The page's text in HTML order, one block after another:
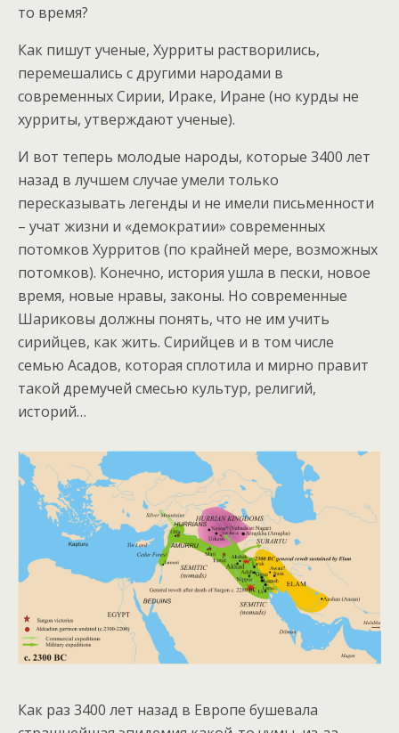
то время?
Как пишут ученые, Хурриты растворились,
перемешались с другими народами в
современных Сирии, Ираке, Иране (но курды не
хурриты, утверждают ученые).
И вот теперь молодые народы, которые 3400 лет
назад в лучшем случае умели только
пересказывать легенды и не имели письменности
– учат жизни и «демократии» современных
потомков Хурритов (по крайней мере, возможных
потомков). Конечно, история ушла в пески, новое
время, новые нравы, законы. Но современные
Шариковы должны понять, что не им учить
сирийцев, как жить. Сирийцев и в том числе
семью Асадов, которая сплотила и мирно правит
такой дремучей смесью культур, религий,
историй…
Как раз 3400 лет назад в Европе бушевала